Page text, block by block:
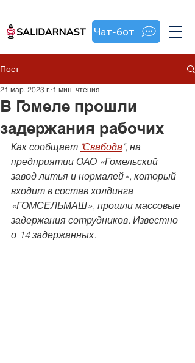
Чат-бот
Пост
В Гомеле прошли
задержания рабочих
21 мар. 2023 г. 1 мин. чтения
Как сообщает "Свабода", на
предприятии ОАО «Гомельский
завод литья и нормалей», который
входит в состав холдинга
«ГОМСЕЛЬМАШ», прошли массовые
задержания сотрудников. Известно
о 14 задержанных.